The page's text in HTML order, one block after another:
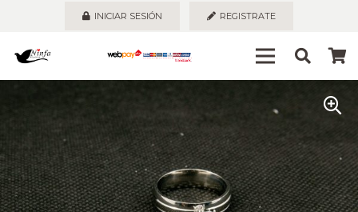
INICIAR SESIÓN REGISTRATE